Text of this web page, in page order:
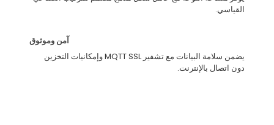
القياسي.
آمن وموثوق
يضمن سلامة البيانات مع تشفير MQTT SSL وإمكانيات التخزين
دون اتصال بالإنترنت.